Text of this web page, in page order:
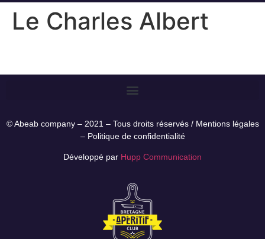
Le Charles Albert
© Abeab company – 2021 – Tous droits réservés / Mentions légales
– Politique de confidentialité
Développé par Hupp Communication